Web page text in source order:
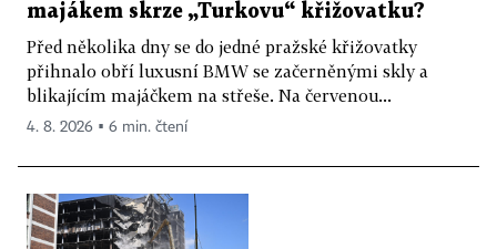
majákem skrze „Turkovu“ křižovatku?
Před několika dny se do jedné pražské křižovatky
přihnalo obří luxusní BMW se začerněnými skly a
blikajícím majáčkem na střeše. Na červenou...
4. 8. 2026 ▪ 6 min. čtení